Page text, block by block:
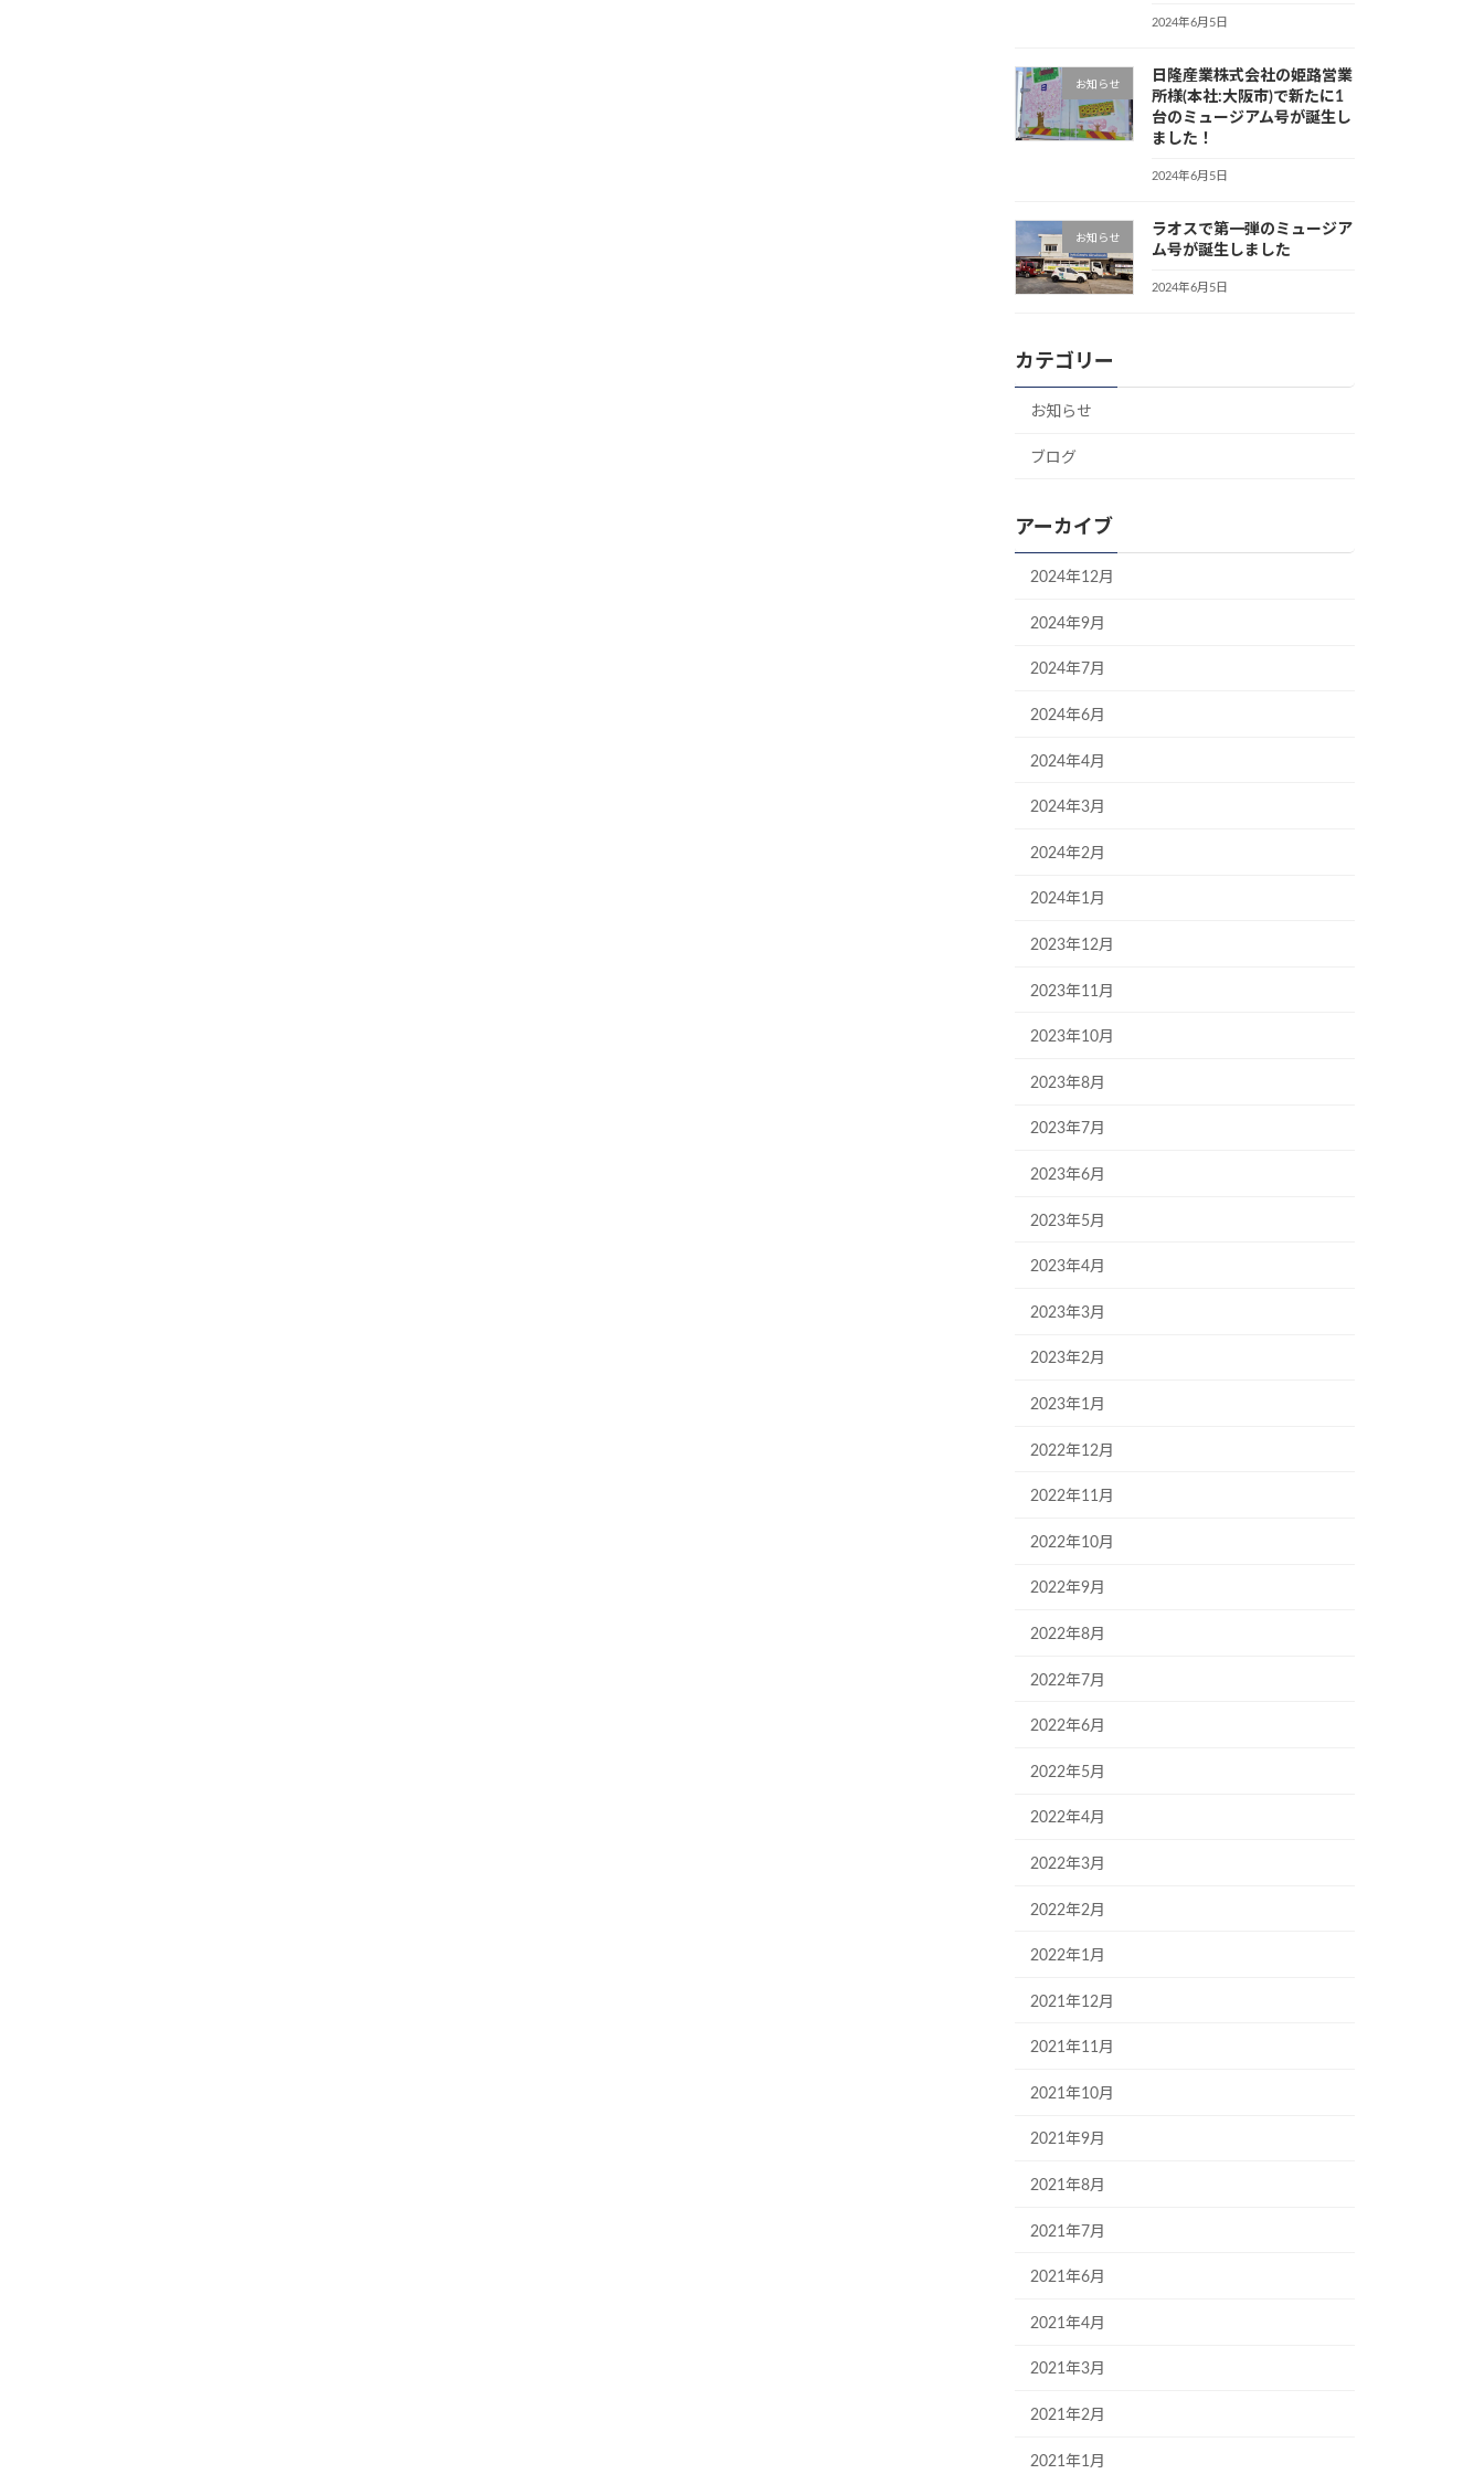
2024年6月5日
お知らせ
日隆産業株式会社の姫路営業
所様(本社:大阪市)で新たに1
台のミュージアム号が誕生し
ました！
2024年6月5日
お知らせ
ラオスで第一弾のミュージア
ム号が誕生しました
2024年6月5日
カテゴリー
お知らせ
ブログ
アーカイブ
2024年12月
2024年9月
2024年7月
2024年6月
2024年4月
2024年3月
2024年2月
2024年1月
2023年12月
2023年11月
2023年10月
2023年8月
2023年7月
2023年6月
2023年5月
2023年4月
2023年3月
2023年2月
2023年1月
2022年12月
2022年11月
2022年10月
2022年9月
2022年8月
2022年7月
2022年6月
2022年5月
2022年4月
2022年3月
2022年2月
2022年1月
2021年12月
2021年11月
2021年10月
2021年9月
2021年8月
2021年7月
2021年6月
2021年4月
2021年3月
2021年2月
2021年1月